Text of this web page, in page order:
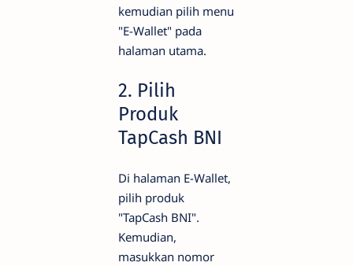
kemudian pilih menu
"E-Wallet" pada
halaman utama.
2. Pilih
Produk
TapCash BNI
Di halaman E-Wallet,
pilih produk
"TapCash BNI".
Kemudian,
masukkan nomor